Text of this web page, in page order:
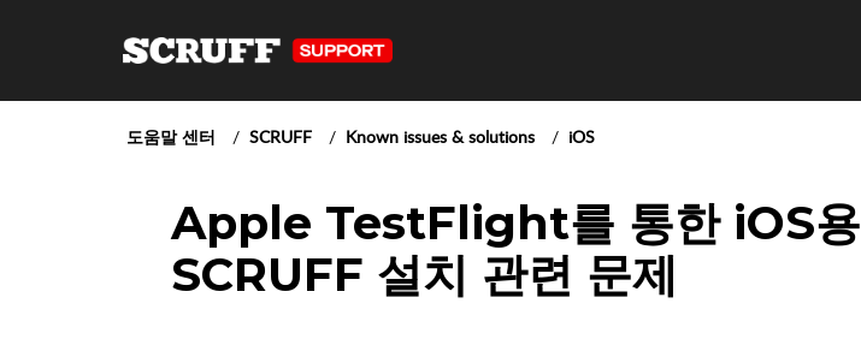
도움말 센터 SCRUFF Known issues & solutions iOS
Apple TestFlight를 통한 iOS용
SCRUFF 설치 관련 문제